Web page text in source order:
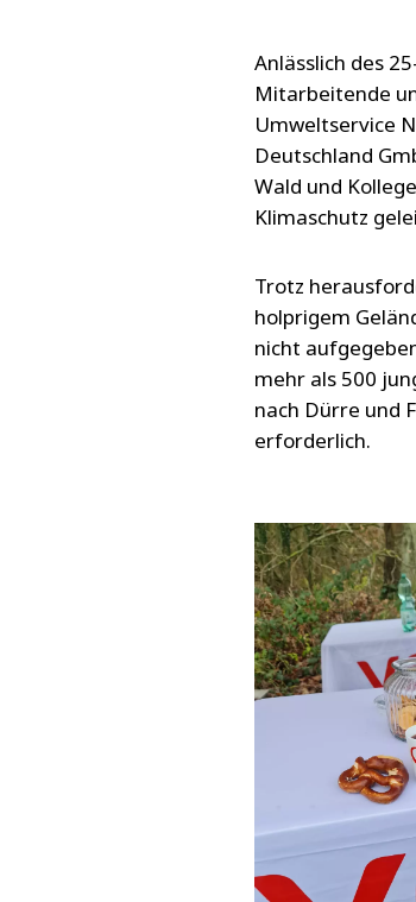
Anlässlich des
Mitarbeitende
Umweltservice
Deutschland
Wald und
Klimaschutz
Trotz
holprigem
nicht
mehr als 500
nach Dürre und
erforderlich.